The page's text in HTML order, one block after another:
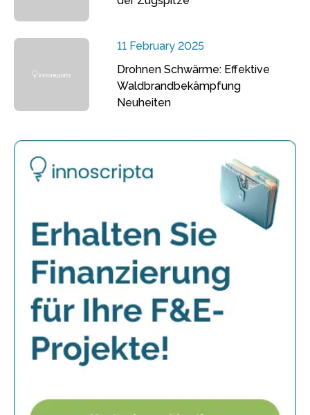
11 February 2025
Drohnen Schwärme: Effektive
Waldbrandbekämpfung
Neuheiten